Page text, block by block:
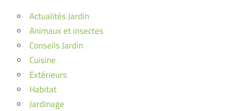
Actualités Jardin
Animaux et insectes
Conseils Jardin
Cuisine
Extérieurs
Habitat
Jardinage